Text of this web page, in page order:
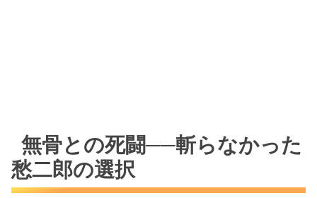
無骨との死闘──斬らなかった
愁二郎の選択